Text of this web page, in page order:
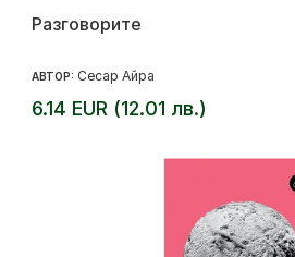
Разговорите
АВТОР: Сесар Айра
6.14 EUR (12.01 лв.)